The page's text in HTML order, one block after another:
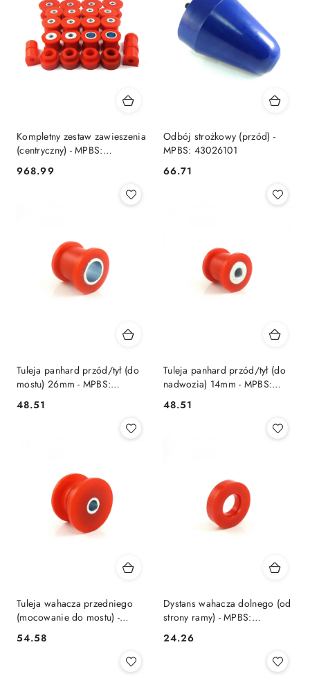
Kompletny zestaw zawieszenia
(centryczny) - MPBS:
4302601C
Cena:
968.99
Odbój strożkowy (przód) -
MPBS: 43026101
Cena:
66.71
Tuleja panhard przód/tył (do
mostu) 26mm - MPBS:
Cena:
48.51
Tuleja panhard przód/tył (do
nadwozia) 14mm - MPBS:
Cena:
48.51
Tuleja wahacza przedniego
(mocowanie do mostu) -
MPBS: 4302604
Cena:
54.58
Dystans wahacza dolnego (od
strony ramy) - MPBS:
4302663
Cena:
24.26